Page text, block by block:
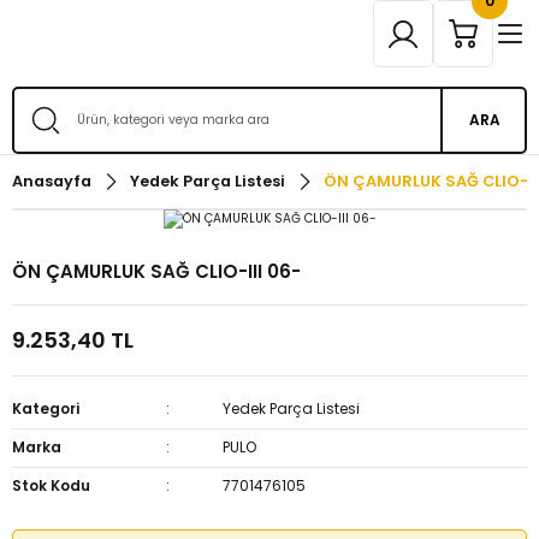
ARA
Anasayfa Yedek Parça Listesi ÖN ÇAMURLUK SAĞ CLIO-
ÖN ÇAMURLUK SAĞ CLIO-III 06-
9.253,40 TL
Kategori
Yedek Parça Listesi
Marka
PULO
Stok Kodu
7701476105